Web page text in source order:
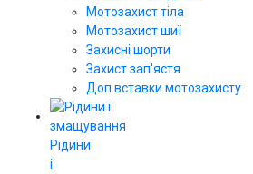
Мотозахист тіла
Мотозахист шиї
Захисні шорти
Захист зап'ястя
Доп вставки мотозахисту
Рідини
і